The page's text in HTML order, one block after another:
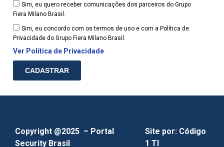
Sim, eu quero receber comunicações dos parceiros do Grupo
Fiera Milano Brasil.
Sim, eu concordo com os termos de uso e com a Política de
Privacidade do Grupo Fiera Milano Brasil.
Ver Política de Privacidade
CADASTRAR
Copyright @2025 – Portal
Security Brasil
Site por: Código
1 TI